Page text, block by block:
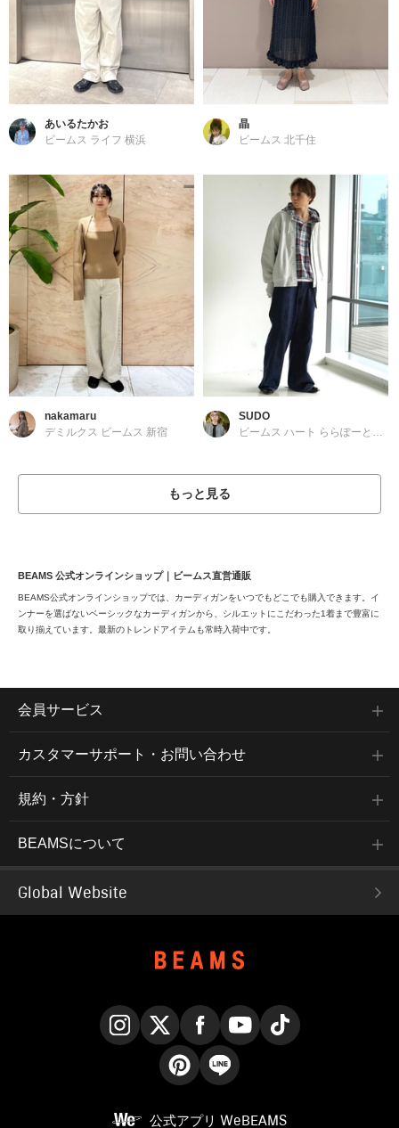
あいるたかお
ビームス ライフ 横浜
晶
ビームス 北千住
nakamaru
デミルクス ビームス 新宿
SUDO
ビームス ハート ららぽーとTOKYO-BAY
もっと見る
BEAMS 公式オンラインショップ｜ビームス直営通販
BEAMS公式オンラインショップでは、カーディガンをいつでもどこでも購入できます。イ
ンナーを選ばないベーシックなカーディガンから、シルエットにこだわった1着まで豊富に
取り揃えています。最新のトレンドアイテムも常時入荷中です。
会員サービス
カスタマーサポート・お問い合わせ
規約・方針
BEAMSについて
Global Website
公式アプリ WeBEAMS